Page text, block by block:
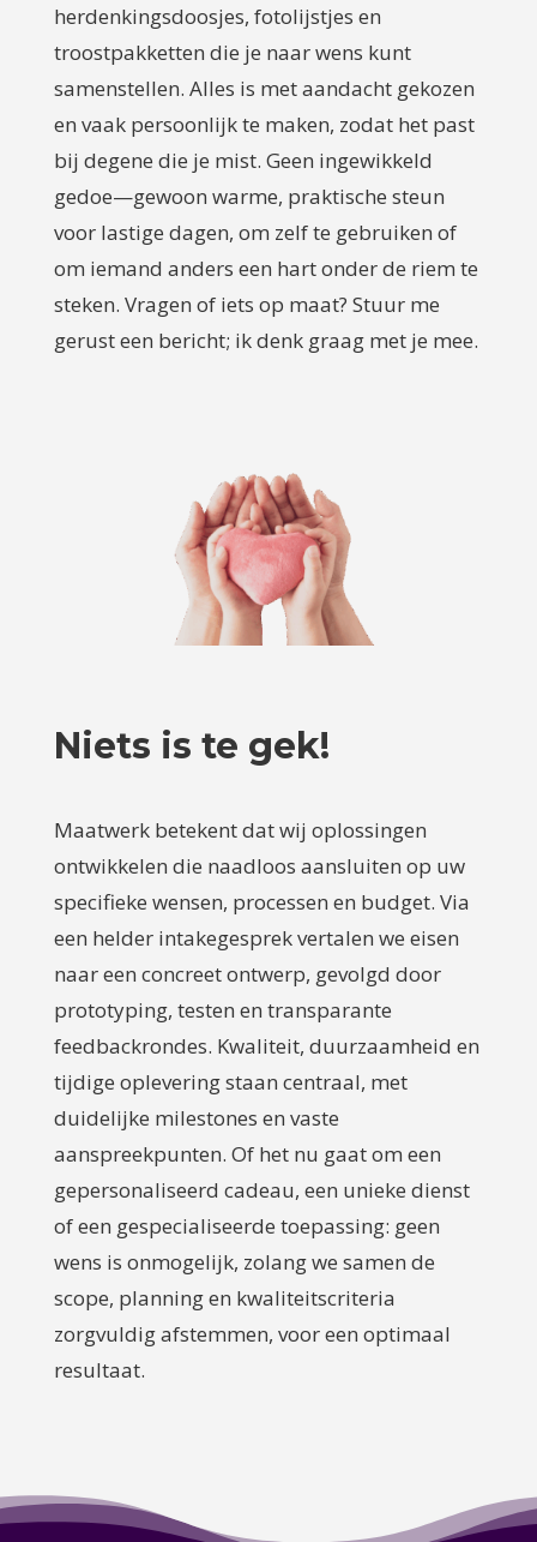
herdenkingsdoosjes, fotolijstjes en
troostpakketten die je naar wens kunt
samenstellen. Alles is met aandacht gekozen
en vaak persoonlijk te maken, zodat het past
bij degene die je mist. Geen ingewikkeld
gedoe—gewoon warme, praktische steun
voor lastige dagen, om zelf te gebruiken of
om iemand anders een hart onder de riem te
steken. Vragen of iets op maat? Stuur me
gerust een bericht; ik denk graag met je mee.
Niets is te gek!
Maatwerk betekent dat wij oplossingen
ontwikkelen die naadloos aansluiten op uw
specifieke wensen, processen en budget. Via
een helder intakegesprek vertalen we eisen
naar een concreet ontwerp, gevolgd door
prototyping, testen en transparante
feedbackrondes. Kwaliteit, duurzaamheid en
tijdige oplevering staan centraal, met
duidelijke milestones en vaste
aanspreekpunten. Of het nu gaat om een
gepersonaliseerd cadeau, een unieke dienst
of een gespecialiseerde toepassing: geen
wens is onmogelijk, zolang we samen de
scope, planning en kwaliteitscriteria
zorgvuldig afstemmen, voor een optimaal
resultaat.